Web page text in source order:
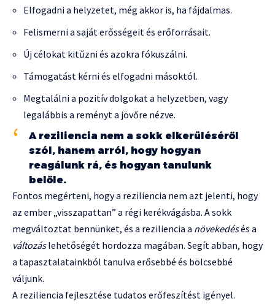
Elfogadni a helyzetet, még akkor is, ha fájdalmas.
Felismerni a saját erősségeit és erőforrásait.
Új célokat kitűzni és azokra fókuszálni.
Támogatást kérni és elfogadni másoktól.
Megtalálni a pozitív dolgokat a helyzetben, vagy
legalábbis a reményt a jövőre nézve.
A reziliencia nem a sokk elkerüléséről
szól, hanem arról, hogy hogyan
reagálunk rá, és hogyan tanulunk
belőle.
Fontos megérteni, hogy a reziliencia nem azt jelenti, hogy
az ember „visszapattan” a régi kerékvágásba. A sokk
megváltoztat bennünket, és a reziliencia a növekedésés a
változáslehetőségét hordozza magában. Segít abban, hogy
a tapasztalatainkból tanulva erősebbé és bölcsebbé
váljunk.
A reziliencia fejlesztése tudatos erőfeszítést igényel.